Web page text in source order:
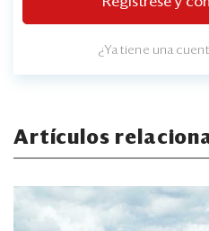
¿Ya tiene una
Artículos